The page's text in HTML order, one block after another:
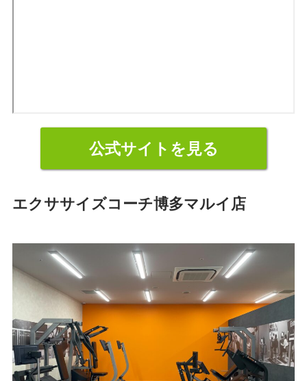
公式サイトを見る
エクササイズコーチ博多マルイ店